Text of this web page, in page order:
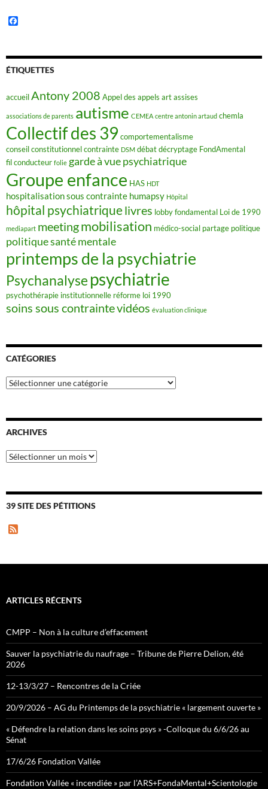
b
o
o
ÉTIQUETTES
accueilAntony 2008 Appel des appels artassises
associations de parents autisme CEMEA centre antonin artaud chemla
Collectif des 39 comportementalisme
conseil constitutionnelcontrainte DSM débatdécryptage FondAmental
fil conducteur folie garde à vue psychiatrique
Groupe enfance HAS HDT
hospitalisation sous contrainte humapsy Hôpital
hôpital psychiatriquelivres lobby fondamental Loi de 1990
mediapart meetingmobilisation médico-social partage politique
politique santé mentale
printemps de la psychiatrie
Psychanalyse psychiatrie
psychothérapie institutionnelle réforme loi 1990
soins sous contraintevidéos évaluation clinique
CATÉGORIES
Catégories
ARCHIVES
Archives
39 SITE DES PÉTITIONS
ARTICLES RÉCENTS
CMPP – Non à la culture d’effacement
Sauver la psychiatrie du naufrage – Tribune de Pierre Delion, été
2026
12-13/3/27 – Rencontres de la Criée
20/9/2026 – AG du Printemps de la psychiatrie « largement ouverte »
« Défendre la relation dans les soins psys » -Colloque du 6/6/26 au
Sénat
17/6/26 Fondation Vallée
Fondation Vallée « incendiée » par l’ARS+FondaMental+Scientologie